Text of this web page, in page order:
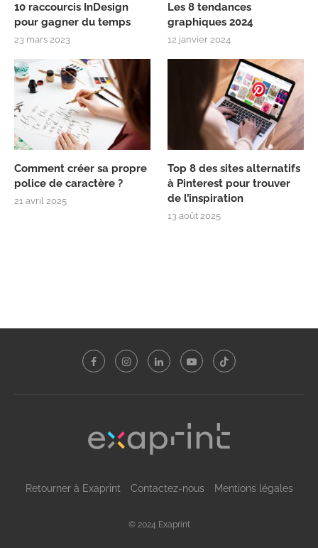
10 raccourcis InDesign
pour gagner du temps
23 mars 2023
Les 8 tendances
graphiques 2024
12 janvier 2024
Comment créer sa propre
police de caractère ?
21 avril 2025
Top 8 des sites alternatifs
à Pinterest pour trouver
de l’inspiration
13 août 2025
Retourner à Exaprint Contactez-nous Mentions légales
© 2024 Exaprint